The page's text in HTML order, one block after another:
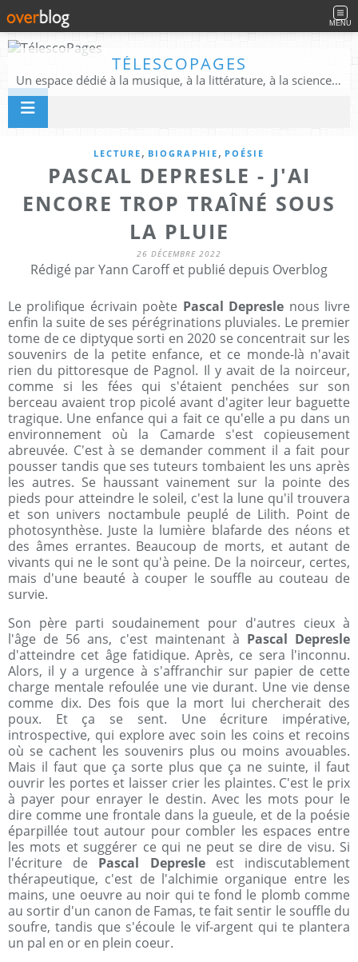
MENU
TÉLESCOPAGES
Un espace dédié à la musique, à la littérature, à la science, à la conscience, et au-delà
LECTURE , BIOGRAPHIE , POÉSIE
PASCAL DEPRESLE - J'AI
ENCORE TROP TRAÎNÉ SOUS
LA PLUIE
26 DÉCEMBRE 2022
Rédigé par Yann Caroff et publié depuis Overblog
Le prolifique écrivain poète Pascal Depresle nous livre
enfin la suite de ses pérégrinations pluviales. Le premier
tome de ce diptyque sorti en 2020 se concentrait sur les
souvenirs de la petite enfance, et ce monde-là n'avait
rien du pittoresque de Pagnol. Il y avait de la noirceur,
comme si les fées qui s'étaient penchées sur son
berceau avaient trop picolé avant d'agiter leur baguette
tragique. Une enfance qui a fait ce qu'elle a pu dans un
environnement où la Camarde s'est copieusement
abreuvée. C'est à se demander comment il a fait pour
pousser tandis que ses tuteurs tombaient les uns après
les autres. Se haussant vainement sur la pointe des
pieds pour atteindre le soleil, c'est la lune qu'il trouvera
et son univers noctambule peuplé de Lilith. Point de
photosynthèse. Juste la lumière blafarde des néons et
des âmes errantes. Beaucoup de morts, et autant de
vivants qui ne le sont qu'à peine. De la noirceur, certes,
mais d'une beauté à couper le souffle au couteau de
survie.
Son père parti soudainement pour d'autres cieux à
l'âge de 56 ans, c'est maintenant à Pascal Depresle
d'atteindre cet âge fatidique. Après, ce sera l'inconnu.
Alors, il y a urgence à s'affranchir sur papier de cette
charge mentale refoulée une vie durant. Une vie dense
comme dix. Des fois que la mort lui chercherait des
poux. Et ça se sent. Une écriture impérative,
introspective, qui explore avec soin les coins et recoins
où se cachent les souvenirs plus ou moins avouables.
Mais il faut que ça sorte plus que ça ne suinte, il faut
ouvrir les portes et laisser crier les plaintes. C'est le prix
à payer pour enrayer le destin. Avec les mots pour le
dire comme une frontale dans la gueule, et de la poésie
éparpillée tout autour pour combler les espaces entre
les mots et suggérer ce qui ne peut se dire de visu. Si
l'écriture de Pascal Depresleest indiscutablement
thérapeutique, c'est de l'alchimie organique entre les
mains, une oeuvre au noir qui te fond le plomb comme
au sortir d'un canon de Famas, te fait sentir le souffle du
soufre, tandis que s'écoule le vif-argent qui te plantera
un pal en or en plein coeur.